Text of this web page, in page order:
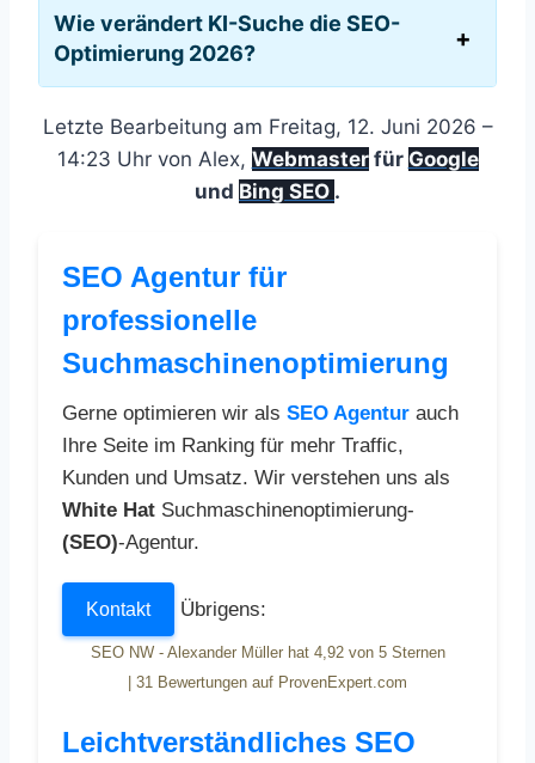
Wie verändert KI-Suche die SEO-
Optimierung 2026?
Letzte Bearbeitung am Freitag, 12. Juni 2026 –
14:23 Uhr von Alex, Webmasterfür Google
und Bing SEO .
SEO Agentur für
professionelle
Suchmaschinenoptimierung
Gerne optimieren wir als SEO Agentur auch
Ihre Seite im Ranking für mehr Traffic,
Kunden und Umsatz. Wir verstehen uns als
White Hat Suchmaschinenoptimierung-
(SEO)-Agentur.
Kontakt Übrigens:
SEO NW - Alexander Müller hat 4,92von 5Sternen
31 Bewertungen auf ProvenExpert.com
Leichtverständliches SEO